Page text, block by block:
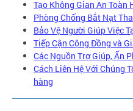
Tạo Không Gian An Toàn
Phòng Chống Bắt Nạt
Bảo Vệ Người Giúp Việc
Tiếp Cận Cộng Đồng và
Các Nguồn Trợ Giúp, Ấn
Cách Liên Hệ Với Chúng
hàng